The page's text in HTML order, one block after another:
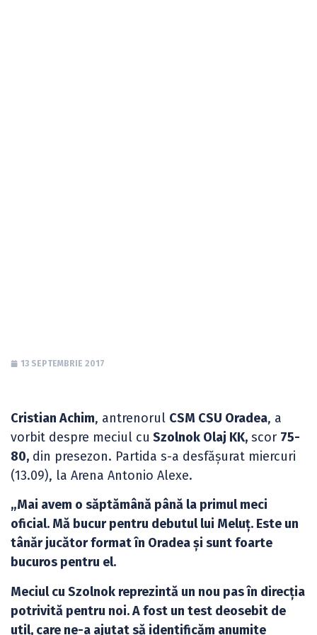
13 SEPTEMBRIE 2017
Cristian Achim, antrenorul CSM CSU Oradea, a
vorbit despre meciul cu Szolnok Olaj KK, scor 75-
80, din presezon. Partida s-a desfășurat miercuri
(13.09), la Arena Antonio Alexe.
„Mai avem o săptămână până la primul meci
oficial. Mă bucur pentru debutul lui Meluț. Este un
tânăr jucător format în Oradea și sunt foarte
bucuros pentru el.
Meciul cu Szolnok reprezintă un nou pas în direcția
potrivită pentru noi. A fost un test deosebit de
util, care ne-a ajutat să identificăm anumite